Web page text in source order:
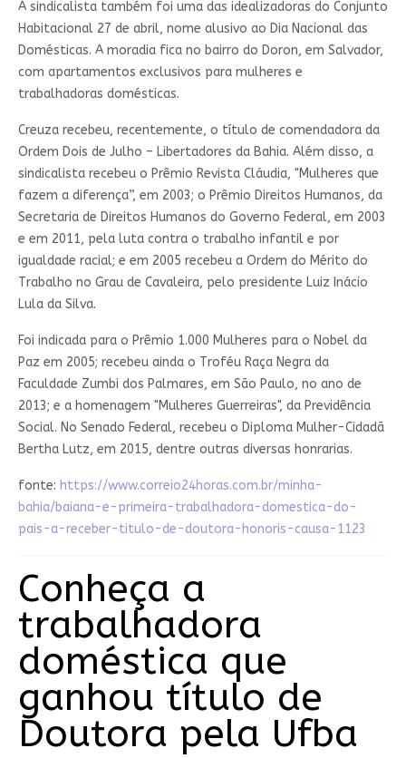
A sindicalista também foi uma das idealizadoras do Conjunto
Habitacional 27 de abril, nome alusivo ao Dia Nacional das
Domésticas. A moradia fica no bairro do Doron, em Salvador,
com apartamentos exclusivos para mulheres e
trabalhadoras domésticas.
Creuza recebeu, recentemente, o título de comendadora da
Ordem Dois de Julho – Libertadores da Bahia. Além disso, a
sindicalista recebeu o Prêmio Revista Cláudia, "Mulheres que
fazem a diferença”, em 2003; o Prêmio Direitos Humanos, da
Secretaria de Direitos Humanos do Governo Federal, em 2003
e em 2011, pela luta contra o trabalho infantil e por
igualdade racial; e em 2005 recebeu a Ordem do Mérito do
Trabalho no Grau de Cavaleira, pelo presidente Luiz Inácio
Lula da Silva.
Foi indicada para o Prêmio 1.000 Mulheres para o Nobel da
Paz em 2005; recebeu ainda o Troféu Raça Negra da
Faculdade Zumbi dos Palmares, em São Paulo, no ano de
2013; e a homenagem "Mulheres Guerreiras", da Previdência
Social. No Senado Federal, recebeu o Diploma Mulher-Cidadã
Bertha Lutz, em 2015, dentre outras diversas honrarias.
fonte: https://www.correio24horas.com.br/minha-
bahia/baiana-e-primeira-trabalhadora-domestica-do-
pais-a-receber-titulo-de-doutora-honoris-causa-1123
Conheça a
trabalhadora
doméstica que
ganhou título de
Doutora pela Ufba